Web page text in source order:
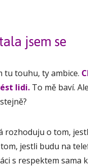
jsem se
tu touhu, ty ambice.
lidi. To mě baví.
rozhoduju o tom,
jestli budu na
s respektem sama